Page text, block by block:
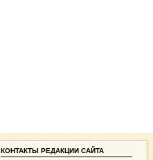
КОНТАКТЫ РЕДАКЦИИ САЙТА